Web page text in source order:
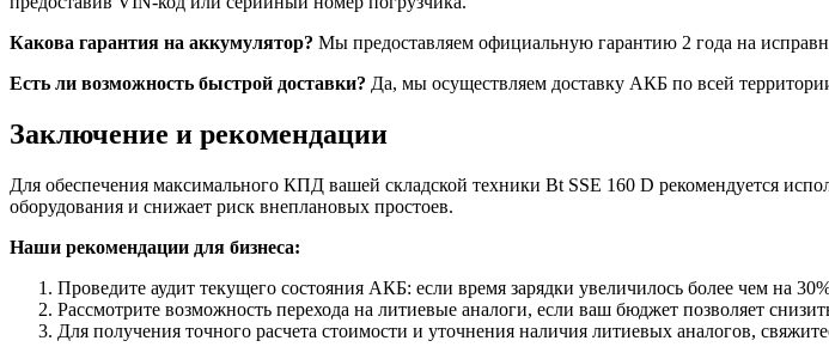
Какова гарантия на аккумулятор? Мы предоставляем официальную гарантию 2 года на
Есть ли возможность быстрой доставки? Да, мы осуществляем доставку АКБ по всей
Заключение и рекомендации
Для обеспечения максимального КПД вашей складской техники Bt SSE 160 D рекомендуется
оборудования и снижает риск внеплановых простоев.
Наши рекомендации для бизнеса:
Проведите аудит текущего состояния АКБ: если время зарядки увеличилось более чем на
Рассмотрите возможность перехода на литиевые аналоги, если ваш бюджет позволяет
Для получения точного расчета стоимости и уточнения наличия литиевых аналогов,